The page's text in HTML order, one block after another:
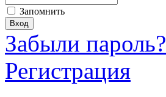
Запомнить
Забыли пароль?
Регистрация